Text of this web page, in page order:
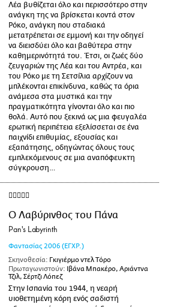
Λέα βυθίζεται όλο και περισσότερο στην
ανάγκη της να βρίσκεται κοντά στον
Ρόκο, ανάγκη που σταδιακά
μετατρέπεται σε εμμονή και την οδηγεί
να διεισδύει όλο και βαθύτερα στην
καθημερινότητά του. Έτσι, οι ζωές δύο
ζευγαριών της Λέα και του Αντρέα, και
του Ρόκο με τη Σετσίλια αρχίζουν να
μπλέκονται επικίνδυνα, καθώς τα όρια
ανάμεσα στα μυστικά και την
πραγματικότητα γίνονται όλο και πιο
θολά. Αυτό που ξεκινά ως μια φευγαλέα
ερωτική περιπέτεια εξελίσσεται σε ένα
παιχνίδι επιθυμίας, εξουσίας και
εξαπάτησης, οδηγώντας όλους τους
εμπλεκόμενους σε μια αναπόφευκτη
σύγκρουση…
Ο Λαβύρινθος του Πάνα
Pan's Labyrinth
Φαντασίας 2006 (ΕΓΧΡ.)
Σκηνοθεσία: Γκιγιέρμο ντελ Τόρο
Πρωταγωνιστούν: Ιβάνα Μπακέρο, Αριάντνα
Τζιλ, Σέρτζι Λόπεζ
Στην Ισπανία του 1944, η νεαρή
υιοθετημένη κόρη ενός σαδιστή